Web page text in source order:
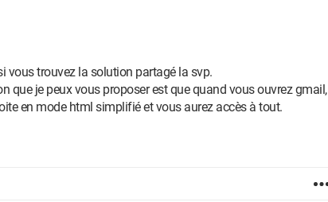
vous trouvez la solution partagé la svp.
que je peux vous proposer est que quand vous ouvrez gmail,
en mode html simplifié et vous aurez accès à tout.